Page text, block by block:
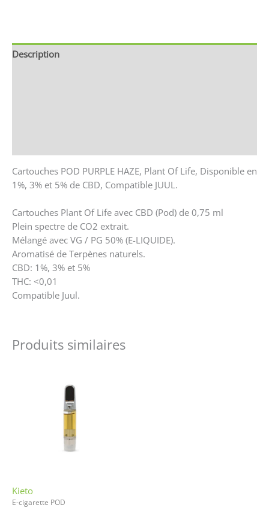
Description
Cartouches POD PURPLE HAZE, Plant Of Life, Disponible en
1%, 3% et 5% de CBD, Compatible JUUL.
Cartouches Plant Of Life avec CBD (Pod) de 0,75 ml
Plein spectre de CO2 extrait.
Mélangé avec VG / PG 50% (E-LIQUIDE).
Aromatisé de Terpènes naturels.
CBD: 1%, 3% et 5%
THC: <0,01
Compatible Juul.
Produits similaires
Kieto
E-cigarette POD